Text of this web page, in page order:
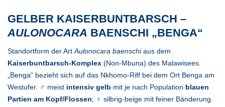
GELBER KAISERBUNTBARSCH –
AULONOCARA BAENSCHI „BENGA“
Standortform der ArtAulonocara baenschiaus dem
Kaiserbuntbarsch-Komplex (Non-Mbuna) des Malawisees.
„Benga“ bezieht sich auf das Nkhomo-Riff bei dem Ort Benga am
Westufer. ♂ meist intensiv gelb mit je nach Population blauen
Partien am Kopf/Flossen; ♀ silbrig-beige mit feiner Bänderung.